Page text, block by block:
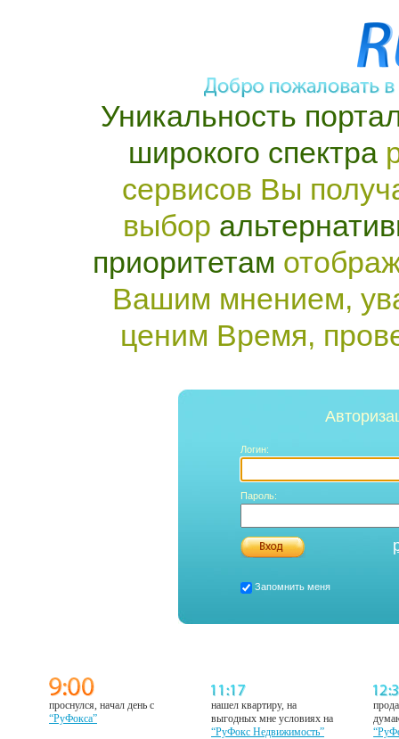
Уникальность
широкого спектра
сервисов Вы
выбор
приоритетам
Вашим мнением,
ценим Время,
Логин:
Пароль:
Запомнить меня
проснулся, начал день с
“РуФокса”
нашел квартиру, на
выгодных мне условиях на
“РуФокс Недвижимость”